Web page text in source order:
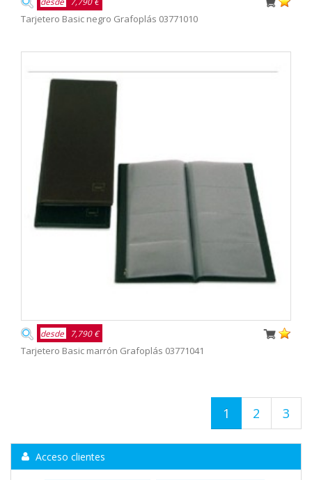
Tarjetero Basic negro Grafoplás 03771010
desde 7,790 €
Tarjetero Basic marrón Grafoplás 03771041
1 2 3
Acceso clientes